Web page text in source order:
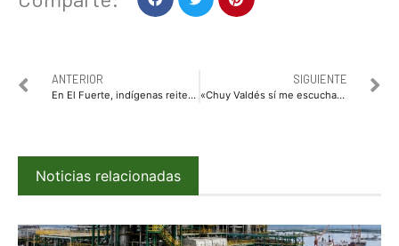
ANTERIOR
En El Fuerte, indígenas reiteran su apoyo a candidatos del PRI
SIGUIENTE
«Chuy Valdés sí me escucha” recoge sentir de los culiacanenses
Noticias relacionadas